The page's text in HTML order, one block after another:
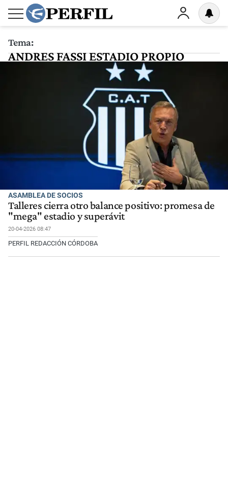
Tema:
ANDRES FASSI ESTADIO PROPIO
ASAMBLEA DE SOCIOS
Talleres cierra otro balance positivo: promesa de
"mega" estadio y superávit
20-04-2026 08:47
PERFIL REDACCIÓN CÓRDOBA